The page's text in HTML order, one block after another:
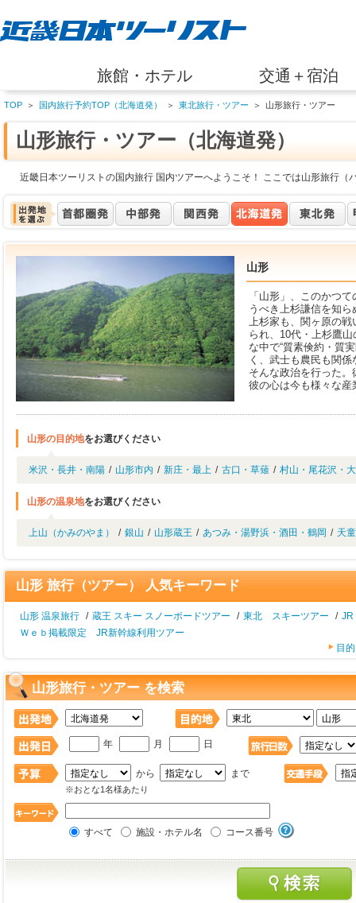
旅館・ホテル 交通＋宿泊
TOP ＞ 国内旅行予約TOP（北海道発） ＞ 東北旅行・ツアー ＞ 山形旅行・ツアー
山形旅行・ツアー（北海道発）
近畿日本ツーリストの国内旅行 国内ツアーへようこそ！ ここでは山形旅行（
山形
「山形」、このかつ
うべき上杉謙信を知
上杉家も、関ヶ原の
られ、10代・上杉鷹
な中で“質素倹約・質
く、武士も農民も関
そんな政治を行った
彼の心は今も様々な
山形の目的地をお選びください
米沢・長井・南陽 / 山形市内 / 新庄・最上 / 古口・草薙 / 村山・尾花沢・
山形の温泉地をお選びください
上山（かみのやま） / 銀山 / 山形蔵王 / あつみ・湯野浜・酒田・鶴岡 / 天
山形 旅行（ツアー） 人気キーワード
山形 温泉旅行 / 蔵王 スキー スノーボードツアー / 東北 スキーツアー /
Ｗｅｂ掲載限定 JR新幹線利用ツアー
目
山形旅行・ツアー を検索
年 月 日
から まで
※おとな1名様あたり
すべて 施設・ホテル名 コース番号